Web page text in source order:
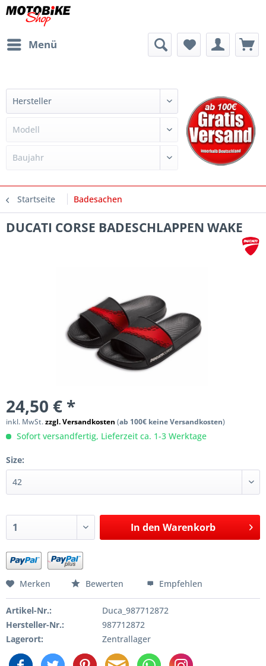
Menü
Startseite Badesachen
DUCATI CORSE BADESCHLAPPEN WAKE
24,50 € *
inkl. MwSt.zzgl. Versandkosten (ab 100€ keine Versandkosten)
Sofort versandfertig, Lieferzeit ca. 1-3 Werktage
Size:
In den Warenkorb
Merken Bewerten Empfehlen
Artikel-Nr.:
Duca_987712872
Hersteller-Nr.:
987712872
Lagerort:
Zentrallager